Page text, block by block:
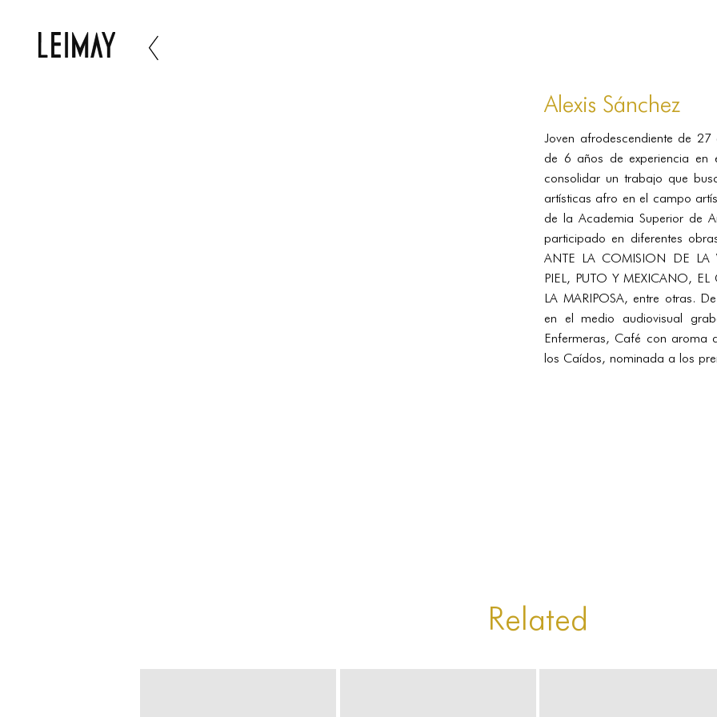
Alexis Sánchez
Joven afrodescendiente de
de 6 años de experiencia en
consolidar un trabajo que
artísticas afro en el campo
de la Academia Superior de
participado en diferentes
ANTE LA COMISION DE LA
PIEL, PUTO Y MEXICANO,
LA MARIPOSA, entre otras.
en el medio audiovisual
Enfermeras, Café con aroma
los Caídos, nominada a los
Related